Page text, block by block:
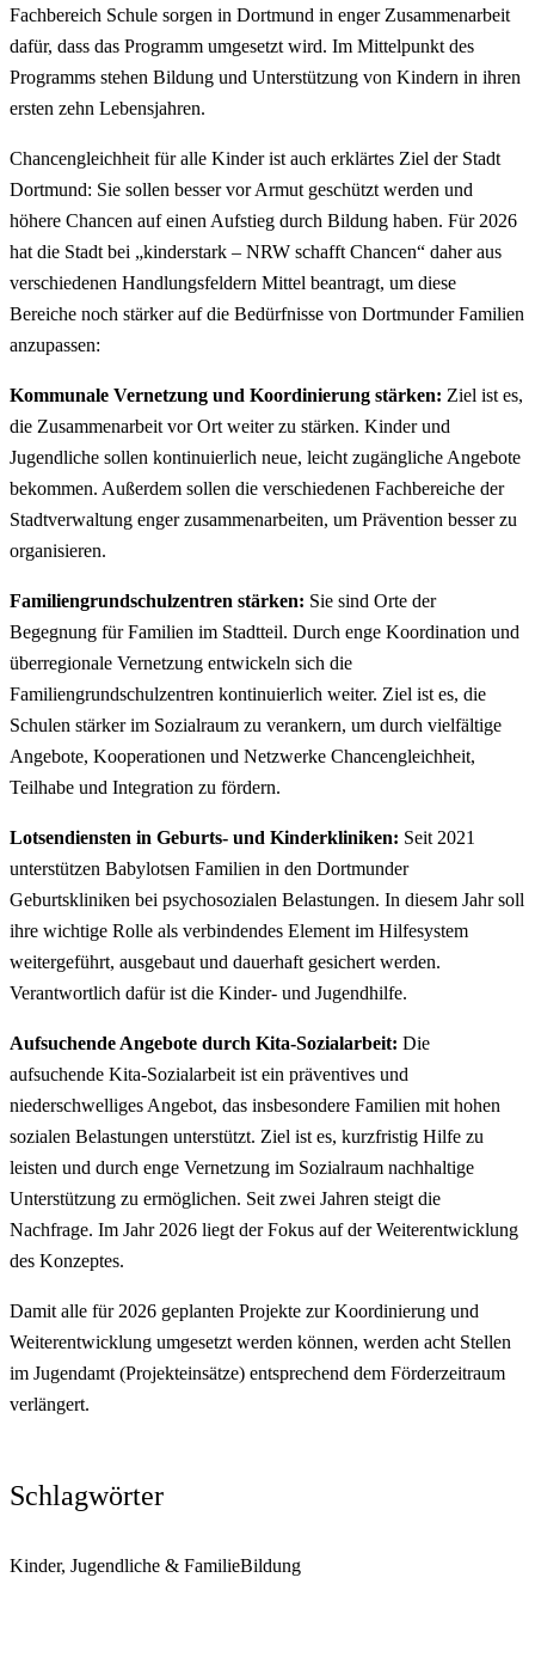
Fachbereich Schule sorgen in Dortmund in enger Zusammenarbeit
dafür, dass das Programm umgesetzt wird. Im Mittelpunkt des
Programms stehen Bildung und Unterstützung von Kindern in ihren
ersten zehn Lebensjahren.
Chancengleichheit für alle Kinder ist auch erklärtes Ziel der Stadt
Dortmund: Sie sollen besser vor Armut geschützt werden und
höhere Chancen auf einen Aufstieg durch Bildung haben. Für 2026
hat die Stadt bei „kinderstark – NRW schafft Chancen“ daher aus
verschiedenen Handlungsfeldern Mittel beantragt, um diese
Bereiche noch stärker auf die Bedürfnisse von Dortmunder Familien
anzupassen:
Kommunale Vernetzung und Koordinierung stärken: Ziel ist es,
die Zusammenarbeit vor Ort weiter zu stärken. Kinder und
Jugendliche sollen kontinuierlich neue, leicht zugängliche Angebote
bekommen. Außerdem sollen die verschiedenen Fachbereiche der
Stadtverwaltung enger zusammenarbeiten, um Prävention besser zu
organisieren.
Familiengrundschulzentren stärken: Sie sind Orte der
Begegnung für Familien im Stadtteil. Durch enge Koordination und
überregionale Vernetzung entwickeln sich die
Familiengrundschulzentren kontinuierlich weiter. Ziel ist es, die
Schulen stärker im Sozialraum zu verankern, um durch vielfältige
Angebote, Kooperationen und Netzwerke Chancengleichheit,
Teilhabe und Integration zu fördern.
Lotsendiensten in Geburts- und Kinderkliniken: Seit 2021
unterstützen Babylotsen Familien in den Dortmunder
Geburtskliniken bei psychosozialen Belastungen. In diesem Jahr soll
ihre wichtige Rolle als verbindendes Element im Hilfesystem
weitergeführt, ausgebaut und dauerhaft gesichert werden.
Verantwortlich dafür ist die Kinder- und Jugendhilfe.
Aufsuchende Angebote durch Kita-Sozialarbeit: Die
aufsuchende Kita-Sozialarbeit ist ein präventives und
niederschwelliges Angebot, das insbesondere Familien mit hohen
sozialen Belastungen unterstützt. Ziel ist es, kurzfristig Hilfe zu
leisten und durch enge Vernetzung im Sozialraum nachhaltige
Unterstützung zu ermöglichen. Seit zwei Jahren steigt die
Nachfrage. Im Jahr 2026 liegt der Fokus auf der Weiterentwicklung
des Konzeptes.
Damit alle für 2026 geplanten Projekte zur Koordinierung und
Weiterentwicklung umgesetzt werden können, werden acht Stellen
im Jugendamt (Projekteinsätze) entsprechend dem Förderzeitraum
verlängert.
Schlagwörter
Kinder, Jugendliche & FamilieBildung